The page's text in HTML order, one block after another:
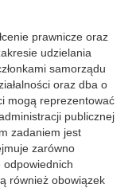
prawnicze oraz
udzielania
samorządu
oraz dba o
mogą reprezentować
publicznej
zadaniem jest
zarówno
również obowiązek